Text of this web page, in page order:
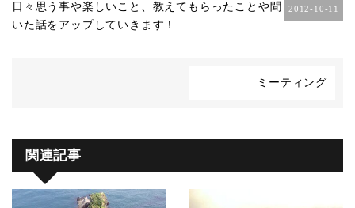
2012-10-11
日々思う事や楽しいこと、教えてもらったことや聞
いた話をアップしていきます！
ミーティング
関連記事